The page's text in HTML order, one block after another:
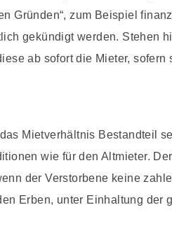
Gründen“, zum Beispiel
gekündigt werden. Stehen
ab sofort die Mieter,
Mietverhältnis Bestandteil
wie für den Altmieter.
der Verstorbene keine
Erben, unter Einhaltung der